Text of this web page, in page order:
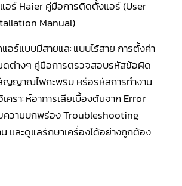
อร์ Haier คู่มือการติดตั้งแอร์ (User
Manual)
แอร์แบบมีสายและแบบไร้สาย การตั้งค่า
ดต่างๆ คู่มือการตรวจสอบรหัสข้อผิด
ญาณไฟกะพริบ หรือรหัสการทำงาน
คราะห์อาการเสียเบื้องต้นจาก Error
ความบกพร่อง Troubleshooting
น และดูแลรักษาเครื่องได้อย่างถูกต้อง